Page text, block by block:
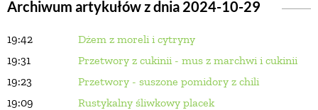
Archiwum artykułów z dnia 2024-10-29
19:42
Dżem z moreli i cytryny
19:31
Przetwory z cukinii - mus z marchwi i cukinii
19:23
Przetwory - suszone pomidory z chili
19:09
Rustykalny śliwkowy placek
BUDUJEMY DOM
OGRÓD